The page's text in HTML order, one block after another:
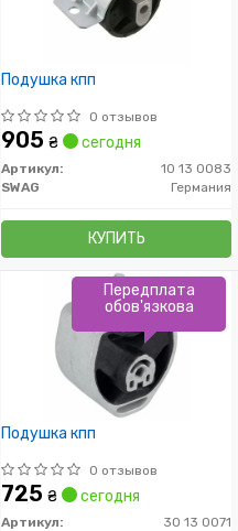
Подушкa кпп
0 отзывов
905 ₴ сегодня
Артикул:
10 13 0083
SWAG
Германия
КУПИТЬ
Подушкa кпп
0 отзывов
725 ₴ сегодня
Артикул:
30 13 0071
Передплата
обов'язкова